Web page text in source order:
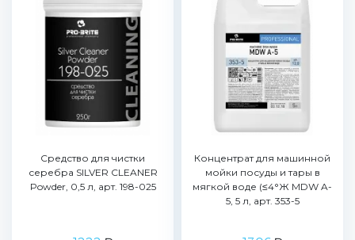
Средство для чистки
серебра SILVER CLEANER
Powder, 0,5 л, арт. 198-025
Концентрат для машинной
мойки посуды и тары в
мягкой воде (≤4°Ж MDW A-
5, 5 л, арт. 353-5